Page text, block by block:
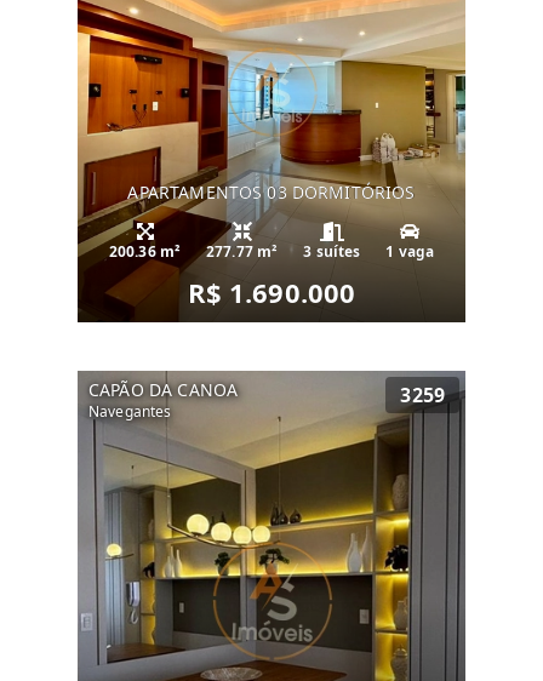
APARTAMENTOS 03 DORMITÓRIOS
200.36 m² 277.77 m² 3 suítes 1 vaga
R$ 1.690.000
CAPÃO DA CANOA
Navegantes
3259